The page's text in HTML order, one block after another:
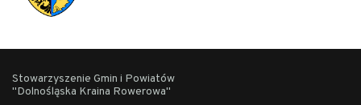
Stowarzyszenie Gmin i Powiatów
"Dolnośląska Kraina Rowerowa"